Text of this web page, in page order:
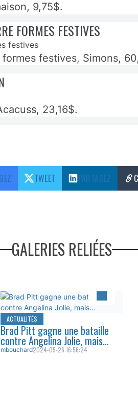
9,75$.
FORMES FESTIVES
festives, Simons,
23,16$.
TWEET PARTAGEZ
GALERIES RELIÉES
ACTUALITÉS
Brad Pitt gagne une bataille
contre Angelina Jolie, mais…
mbouchard2024-05-26 16:56:24